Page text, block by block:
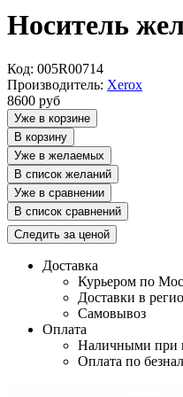
Носитель
Код: 005R00714
Производитель: Xerox
8600 руб
Уже в корзине
В корзину
Уже в желаемых
В список желаний
Уже в сравнении
В список сравнений
Следить за ценой
Доставка
Курьером по
Доставки в
Самовывоз
Оплата
Наличными при
Оплата по